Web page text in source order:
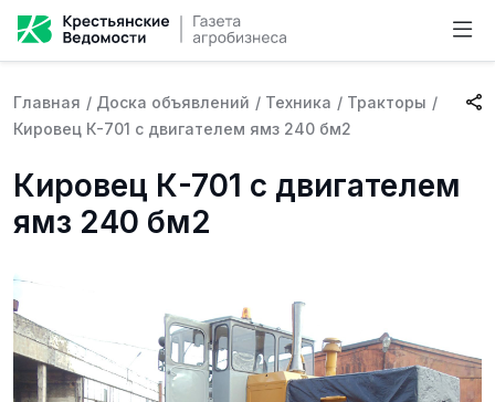
Главная / Доска объявлений / Техника / Тракторы /
Кировец К-701 с двигателем ямз 240 бм2
Кировец К-701 с двигателем
ямз 240 бм2